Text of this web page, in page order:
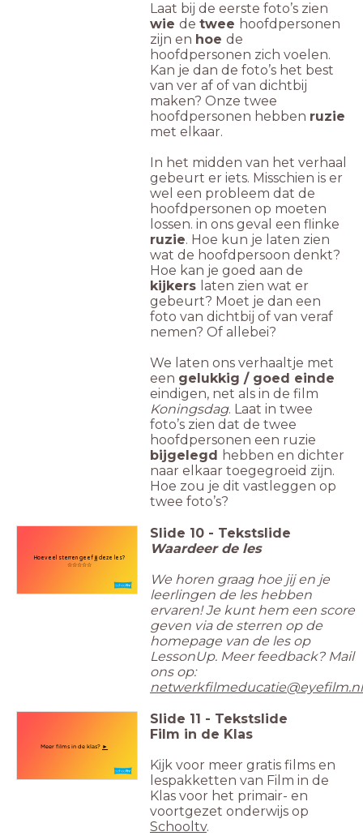
Laat bij de eerste foto’s zien
wie de twee hoofdpersonen
zijn en hoe de
hoofdpersonen zich voelen.
Kan je dan de foto’s het best
van ver af of van dichtbij
maken? Onze twee
hoofdpersonen hebben ruzie
met elkaar.
In het midden van het verhaal
gebeurt er iets. Misschien is er
wel een probleem dat de
hoofdpersonen op moeten
lossen. in ons geval een flinke
ruzie. Hoe kun je laten zien
wat de hoofdpersoon denkt?
Hoe kan je goed aan de
kijkers laten zien wat er
gebeurt? Moet je dan een
foto van dichtbij of van veraf
nemen? Of allebei?
We laten ons verhaaltje met
een gelukkig / goed einde
eindigen, net als in de film
Koningsdag. Laat in twee
foto’s zien dat de twee
hoofdpersonen een ruzie
bijgelegd
hebben en dichter
naar elkaar toegegroeid zijn.
Hoe zou je dit vastleggen op
twee foto’s?
Hoeveel sterren geef jij deze les?
☆☆☆☆☆
Slide 10 - Tekstslide
Waardeer de les
We horen graag hoe jij en je
leerlingen de les hebben
ervaren! Je kunt hem een score
geven via de sterren op de
homepage van de les op
LessonUp. Meer feedback? Mail
ons op:
netwerkfilmeducatie@eyefilm.nl
Meer films in de klas? ►
Slide 11 - Tekstslide
Film in de Klas
Kijk voor meer gratis films en
lespakketten van Film in de
Klas voor het primair- en
voortgezet onderwijs op
Schooltv.